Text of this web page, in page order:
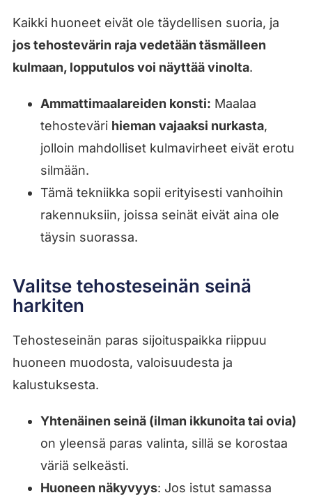
Kaikki huoneet eivät ole täydellisen suoria, ja
jos tehostevärin raja vedetään täsmälleen
kulmaan, lopputulos voi näyttää vinolta.
Ammattimaalareiden konsti: Maalaa
tehosteväri hieman vajaaksi nurkasta,
jolloin mahdolliset kulmavirheet eivät erotu
silmään.
Tämä tekniikka sopii erityisesti vanhoihin
rakennuksiin, joissa seinät eivät aina ole
täysin suorassa.
Valitse tehosteseinän seinä
harkiten
Tehosteseinän paras sijoituspaikka riippuu
huoneen muodosta, valoisuudesta ja
kalustuksesta.
Yhtenäinen seinä (ilman ikkunoita tai ovia)
on yleensä paras valinta, sillä se korostaa
väriä selkeästi.
Huoneen näkyvyys: Jos istut samassa